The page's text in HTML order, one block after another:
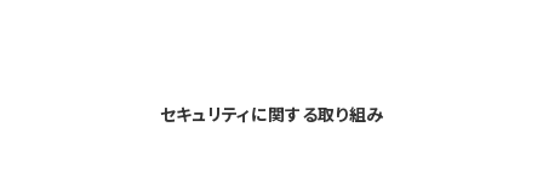
セキュリティに関する取り組み